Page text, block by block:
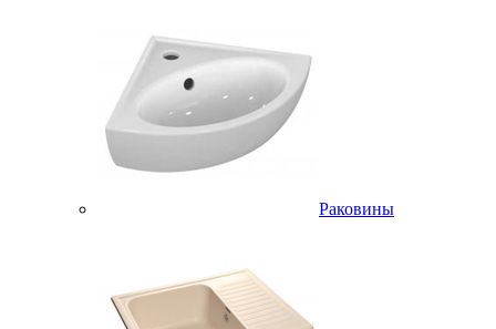
Раковины